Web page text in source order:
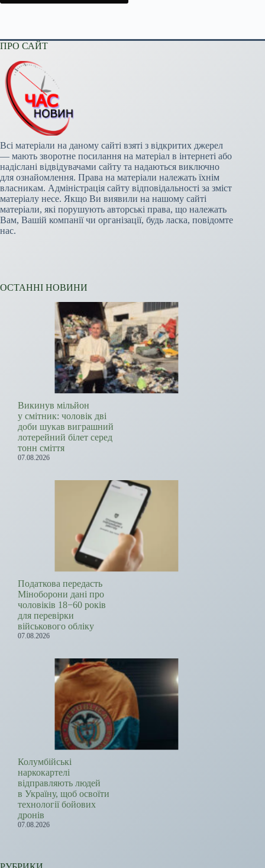
ПРО САЙТ
Всі матеріали на даному сайті взяті з відкритих джерел
— мають зворотне посилання на матеріал в інтернеті або
надіслані відвідувачами сайту та надаються виключно
для ознайомлення. Права на матеріали належать їхнім
власникам. Адміністрація сайту відповідальності за зміст
матеріалу несе. Якщо Ви виявили на нашому сайті
матеріали, які порушують авторські права, що належать
Вам, Вашій компанії чи організації, будь ласка, повідомте
нас.
ОСТАННІ НОВИНИ
Викинув мільйон
у смітник: чоловік дві
доби шукав виграшний
лотерейний білет серед
тонн сміття
07.08.2026
Податкова передасть
Міноборони дані про
чоловіків 18−60 років
для перевірки
військового обліку
07.08.2026
Колумбійські
наркокартелі
відправляють людей
в Україну, щоб освоїти
технології бойових
дронів
07.08.2026